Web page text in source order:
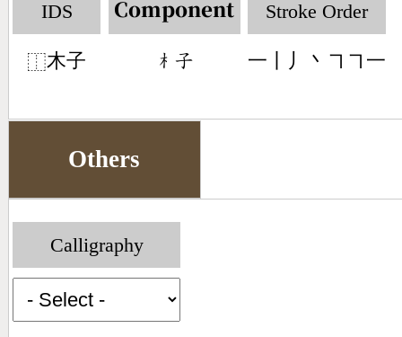
IDS
⿰木子
Component
󶂸󶂡
Stroke Order
一丨丿丶㇕㇕一
Others
Calligraphy